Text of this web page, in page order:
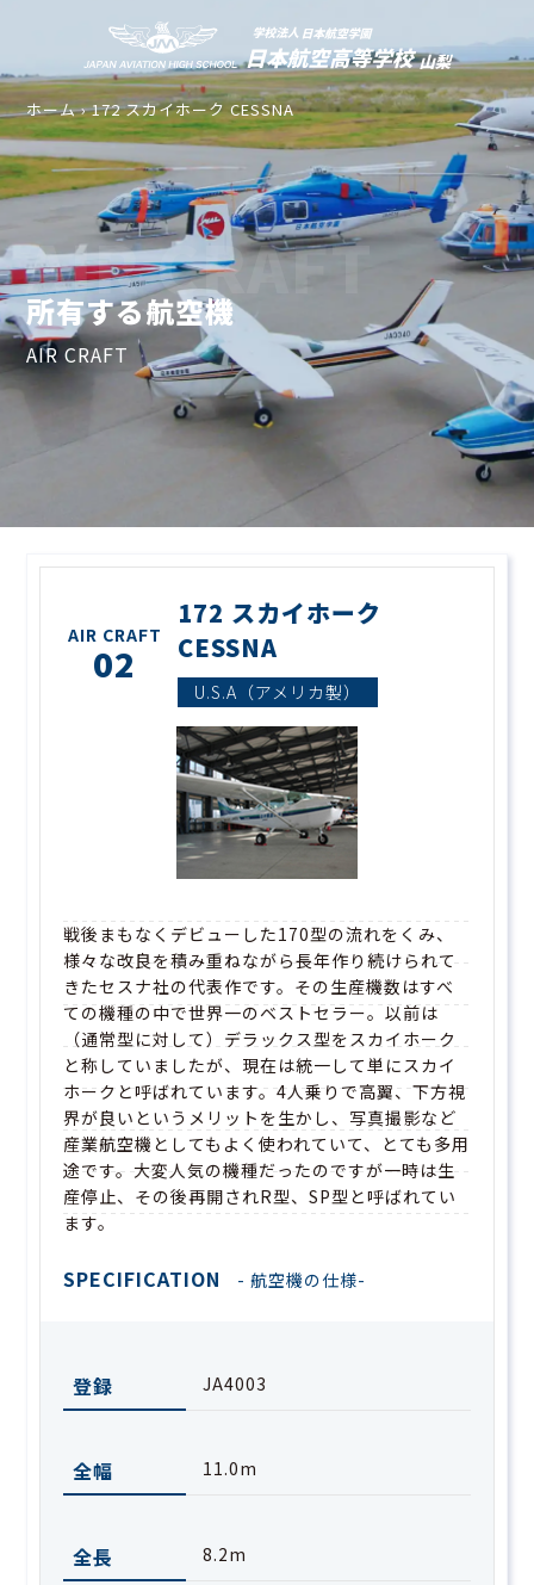
ホーム ›172 スカイホーク CESSNA
所有する航空機
AIR CRAFT
AIR CRAFT
AIR CRAFT
02
172 スカイホーク
CESSNA
U.S.A（アメリカ製）
戦後まもなくデビューした170型の流れをくみ、
様々な改良を積み重ねながら長年作り続けられて
きたセスナ社の代表作です。その生産機数はすべ
ての機種の中で世界一のベストセラー。以前は
（通常型に対して）デラックス型をスカイホーク
と称していましたが、現在は統一して単にスカイ
ホークと呼ばれています。4人乗りで高翼、下方視
界が良いというメリットを生かし、写真撮影など
産業航空機としてもよく使われていて、とても多用
途です。大変人気の機種だったのですが一時は生
産停止、その後再開されR型、SP型と呼ばれてい
ます。
SPECIFICATION - 航空機の仕様-
登録 JA4003
全幅 11.0m
全長 8.2m